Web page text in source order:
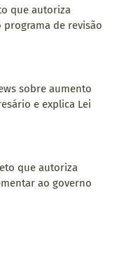
que autoriza
de revisão
sobre aumento
e explica Lei
que autoriza
ao governo